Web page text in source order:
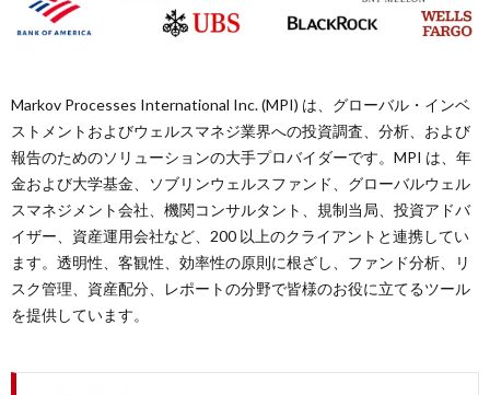
Markov Processes International Inc. (MPI) は、グローバル・インベ
ストメントおよびウェルスマネジ業界への投資調査、分析、および
報告のためのソリューションの大手プロバイダーです。MPI は、年
金および大学基金、ソブリンウェルスファンド、グローバルウェル
スマネジメント会社、機関コンサルタント、規制当局、投資アドバ
イザー、資産運用会社など、200 以上のクライアントと連携してい
ます。透明性、客観性、効率性の原則に根ざし、ファンド分析、リ
スク管理、資産配分、レポートの分野で皆様のお役に立てるツール
を提供しています。